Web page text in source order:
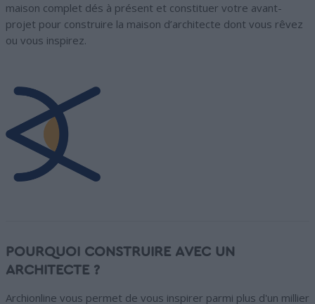
maison complet dés à présent et constituer votre avant-
projet pour construire la maison d’architecte dont vous rêvez
ou vous inspirez.
POURQUOI CONSTRUIRE AVEC UN
ARCHITECTE ?
Archionline vous permet de vous inspirer parmi plus d'un millier